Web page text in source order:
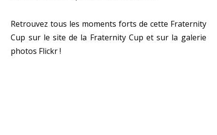
Retrouvez tous les moments forts de cette Fraternity
Cup sur le site de la Fraternity Cup et sur la galerie
photos Flickr!